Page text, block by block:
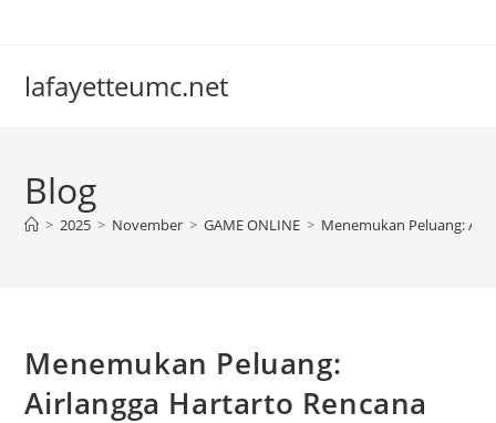
lafayetteumc.net
Blog
> 2025 > November > GAME ONLINE > Menemukan Peluang:
Menemukan Peluang:
Airlangga Hartarto Rencana